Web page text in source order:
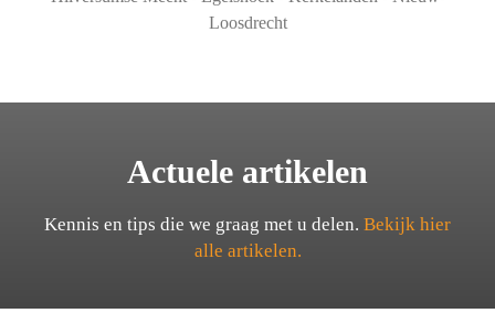
Loosdrecht
Actuele artikelen
Kennis en tips die we graag met u delen. Bekijk hier
alle artikelen.